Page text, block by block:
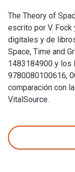
The Theory of
escrito por V.
digitales y de
Space, Time and
1483184900 y los
9780080100616,
comparación con
VitalSource.